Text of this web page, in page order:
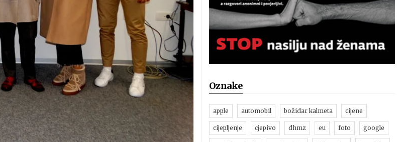
Oznake
apple automobil božidar kalmeta cijene
cijepljenje cjepivo dhmz eu foto google